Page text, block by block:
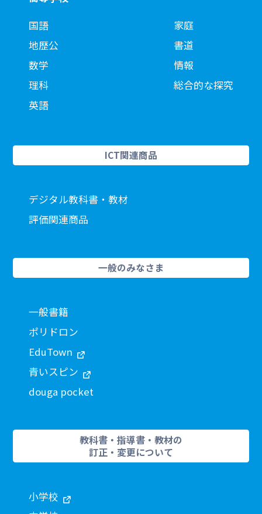
国語
地歴公
数学
理科
英語
家庭
書道
情報
総合的な探究
ICT関連商品
デジタル教科書・教材
評価関連商品
一般のみなさま
一般書籍
ポリドロン
EduTown
青いスピン
douga pocket
教科書・指導書・教材の
訂正・変更について
小学校